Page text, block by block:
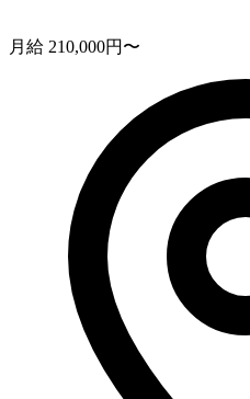
月給 210,000円〜